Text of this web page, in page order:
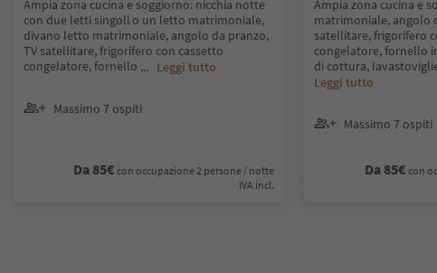
Ampia zona cucina e soggiorno: nicchia notte
con due letti singoli o un letto matrimoniale,
divano letto matrimoniale, angolo da pranzo,
TV satellitare, frigorifero con cassetto
congelatore, fornello ... Leggi tutto
Massimo 7 ospiti
Da 85€ con occupazione 2 persone / notte
IVA incl.
Ampia zona cucina e
matrimoniale, angolo
satellitare, frigorifero
congelatore, fornello
di cottura,
Leggi tutto
Massimo 7 ospiti
Da 85€ con